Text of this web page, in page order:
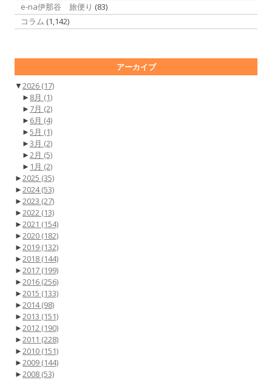
e-na伊那谷 旅便り (83)
コラム (1,142)
アーカイブ
▼2026 (17)
► 8月 (1)
► 7月 (2)
► 6月 (4)
►5月 (1)
►3月 (2)
►2月 (5)
► 1月 (2)
►2025 (35)
►2024(53)
►2023 (27)
►2022 (13)
►2021 (154)
►2020 (182)
►2019 (132)
►2018 (144)
►2017 (199)
►2016 (256)
►2015 (133)
►2014(98)
►2013 (151)
►2012 (190)
►2011 (228)
►2010 (151)
►2009 (144)
►2008 (53)